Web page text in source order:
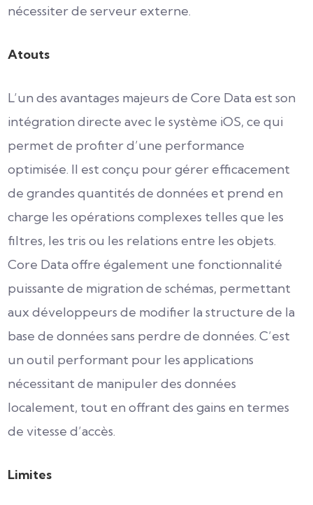
nécessiter de serveur externe.
Atouts
L’un des avantages majeurs de Core Data est son
intégration directe avec le système iOS, ce qui
permet de profiter d’une performance
optimisée. Il est conçu pour gérer efficacement
de grandes quantités de données et prend en
charge les opérations complexes telles que les
filtres, les tris ou les relations entre les objets.
Core Data offre également une fonctionnalité
puissante de migration de schémas, permettant
aux développeurs de modifier la structure de la
base de données sans perdre de données. C’est
un outil performant pour les applications
nécessitant de manipuler des données
localement, tout en offrant des gains en termes
de vitesse d’accès.
Limites